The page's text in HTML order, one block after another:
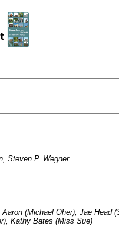
Steven P. Wegner
(Michael Oher), Jae Head
Kathy Bates (Miss Sue)